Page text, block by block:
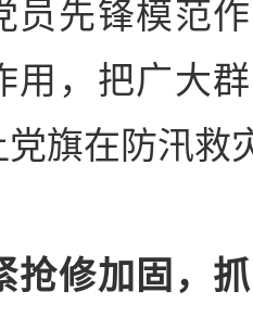
员先锋模范
用，把广大
旗在防汛救
抢修加固，